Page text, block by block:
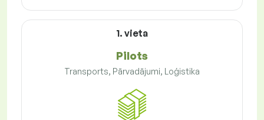
1. vieta
Pilots
Transports, Pārvadājumi, Loģistika